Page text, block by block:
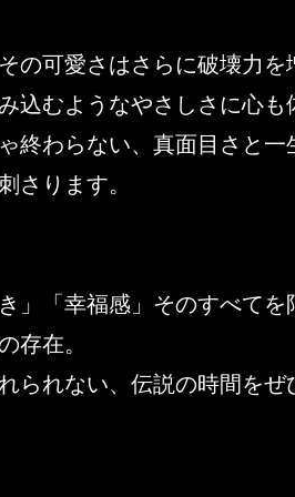
の可愛さはさらに破壊力を
込むようなやさしさに心
終わらない、真面目さと
さります。
」「幸福感」そのすべて
存在。
られない、伝説の時間をぜ